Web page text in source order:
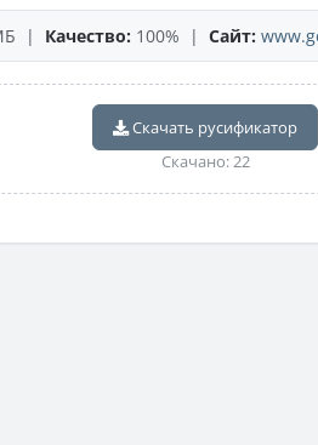
| Качество: 100% | Сайт:
Скачать русификатор
Скачано: 22